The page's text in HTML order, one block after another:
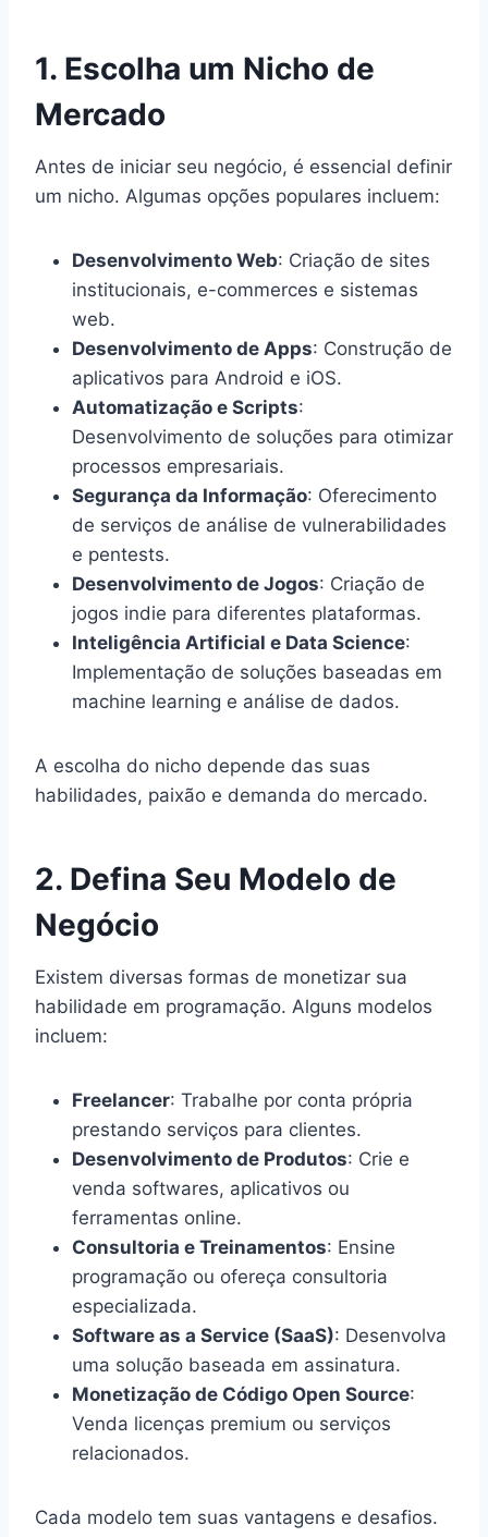
1. Escolha um Nicho de
Mercado
Antes de iniciar seu negócio, é essencial definir
um nicho. Algumas opções populares incluem:
Desenvolvimento Web: Criação de sites
institucionais, e-commerces e sistemas
web.
Desenvolvimento de Apps: Construção de
aplicativos para Android e iOS.
Automatização e Scripts:
Desenvolvimento de soluções para otimizar
processos empresariais.
Segurança da Informação: Oferecimento
de serviços de análise de vulnerabilidades
e pentests.
Desenvolvimento de Jogos: Criação de
jogos indie para diferentes plataformas.
Inteligência Artificial e Data Science:
Implementação de soluções baseadas em
machine learning e análise de dados.
A escolha do nicho depende das suas
habilidades, paixão e demanda do mercado.
2. Defina Seu Modelo de
Negócio
Existem diversas formas de monetizar sua
habilidade em programação. Alguns modelos
incluem:
Freelancer: Trabalhe por conta própria
prestando serviços para clientes.
Desenvolvimento de Produtos: Crie e
venda softwares, aplicativos ou
ferramentas online.
Consultoria e Treinamentos: Ensine
programação ou ofereça consultoria
especializada.
Software as a Service (SaaS): Desenvolva
uma solução baseada em assinatura.
Monetização de Código Open Source:
Venda licenças premium ou serviços
relacionados.
Cada modelo tem suas vantagens e desafios.